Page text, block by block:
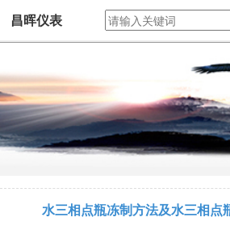
昌晖仪表
水三相点瓶冻制方法及水三相点